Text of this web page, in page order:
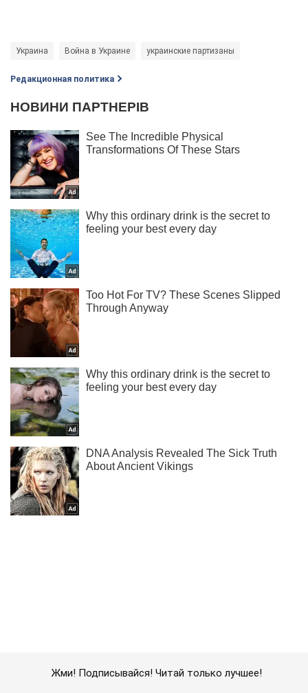
Украина Война в Украине украинские партизаны
Редакционная политика